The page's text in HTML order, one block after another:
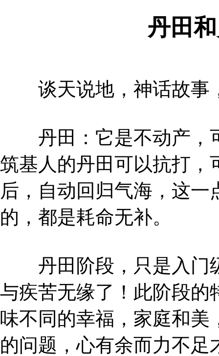
丹田
谈天说地，神话故事
丹田：它是不动产，
筑基人的丹田可以抗打，
后，自动回归气海，这
的，都是耗命无补。
丹田阶段，只是入门
与疾苦无缘了！此阶段的
味不同的幸福，家庭和美
的问题，心有余而力不